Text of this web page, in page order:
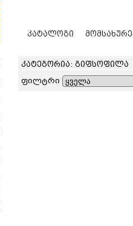
კატალოგი
კატეგორია: გიფსოფილა
ფილტრი